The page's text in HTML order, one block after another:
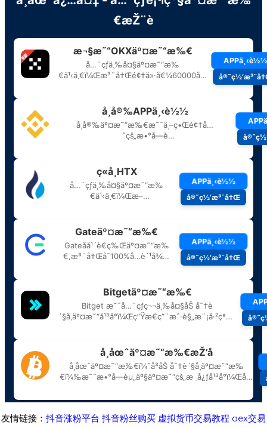
友情链接： 抖音涨粉平台 抖音粉丝购买 虚拟货币交易教程 oex交易